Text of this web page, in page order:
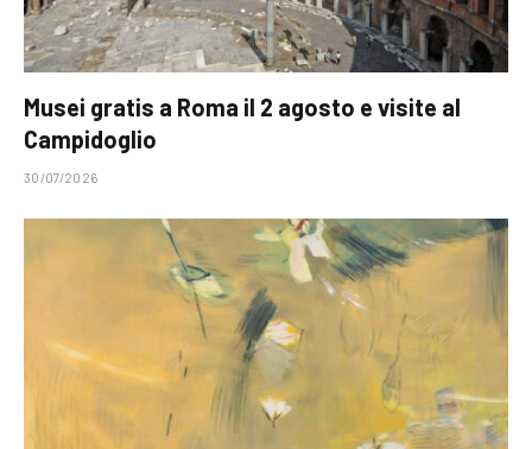
Musei gratis a Roma il 2 agosto e visite al
Campidoglio
30/07/2026